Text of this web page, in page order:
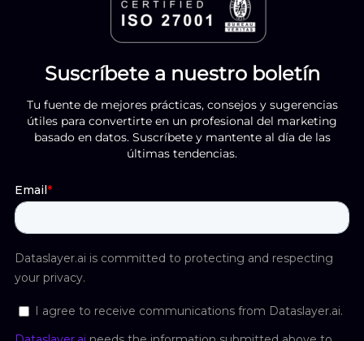
Suscríbete a nuestro boletín
Tu fuente de mejores prácticas, consejos y sugerencias
útiles para convertirte en un profesional del marketing
basado en datos. Suscríbete y mantente al día de las
últimas tendencias.